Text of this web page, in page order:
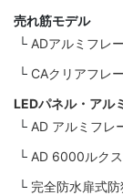
売れ筋モデル
ADアルミフレ
CAクリアフレ
LEDパネル・アル
AD アルミフレ
AD 6000ルク
完全防水扉式